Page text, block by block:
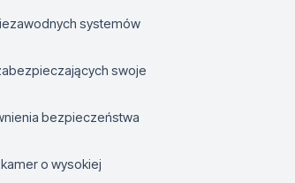
systemów
swoje
bezpieczeństwa
o wysokiej